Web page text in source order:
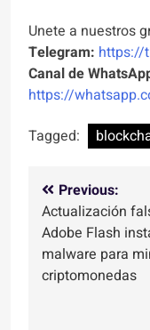
Unete a nuestros
Telegram: https://
Canal de
https://
Tagged:
Navegación
de
entradas
Previous:
Actualización
Adobe Flash
malware para
criptomonedas